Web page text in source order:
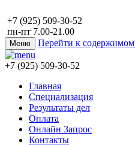
+7 (925) 509-30-52
пн-пт 7.00-21.00
Меню Перейти к
+7 (925) 509-30-52
Главная
Специализация
Результаты дел
Оплата
Онлайн Запрос
Контакты